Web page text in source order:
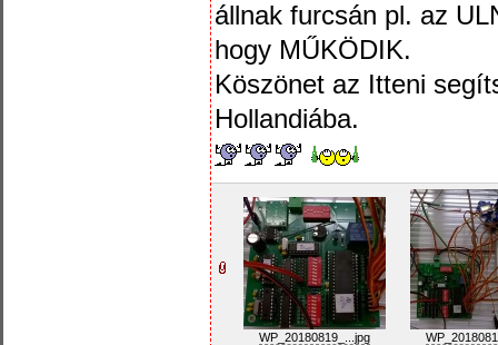
állnak furcsán pl. az
hogy MŰKÖDIK.
Köszönet az Itteni
Hollandiába.
WP_20180819_...jpg